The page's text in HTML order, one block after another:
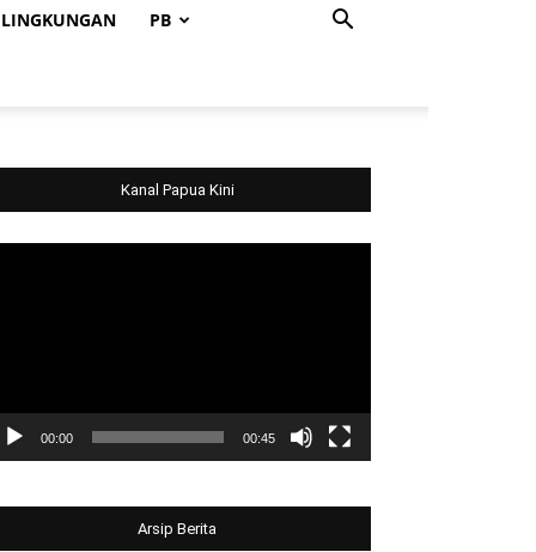
LINGKUNGAN PB
Kanal Papua Kini
00:00 00:45
Arsip Berita